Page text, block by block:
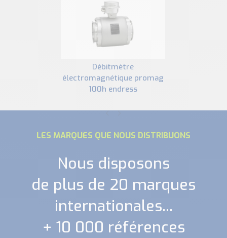
débitmètre
électromagnétique promag
100h endress
LES MARQUES QUE NOUS DISTRIBUONS
Nous disposons
de plus de 20 marques
internationales...
+ 10 000 références